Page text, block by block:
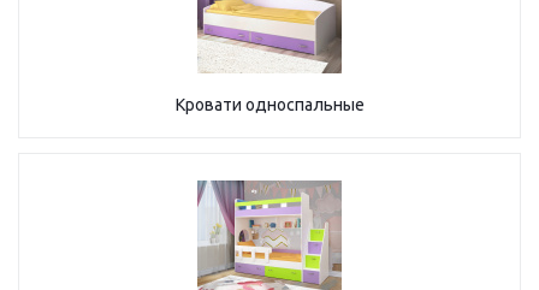
Кровати односпальные